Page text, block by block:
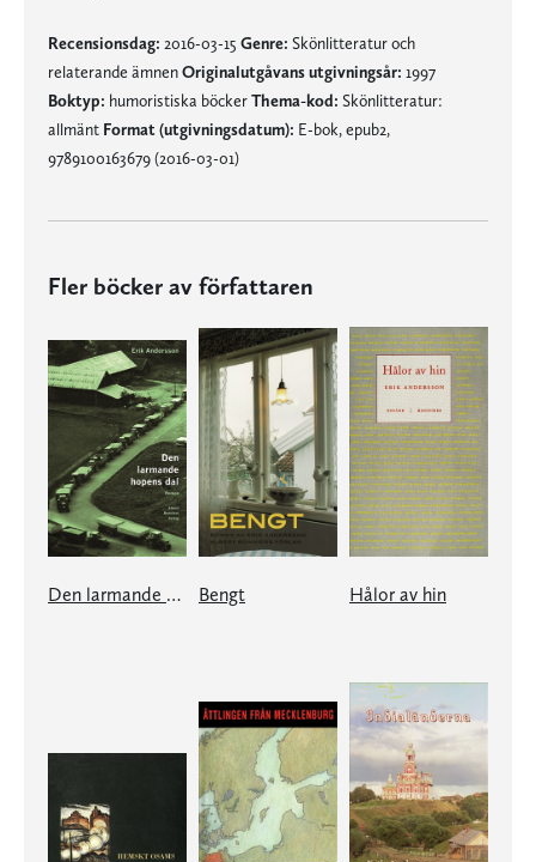
Recensionsdag: 2016-03-15 Genre: Skönlitteratur och
relaterande ämnenOriginalutgåvans utgivningsår: 1997
Boktyp: humoristiska böckerThema-kod: Skönlitteratur:
allmänt Format (utgivningsdatum): E-bok, epub2,
9789100163679 (2016-03-01)
Fler böcker av författaren
Den larmande hopens dal Bengt Hålor av hin